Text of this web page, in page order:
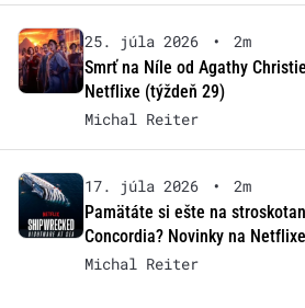
25. júla 2026 •
2m
Smrť na Níle od Agathy
Netflixe (týždeň 29)
Michal Reiter
17. júla 2026 •
2m
Pamätáte si ešte na
Concordia? Novinky na
Michal Reiter